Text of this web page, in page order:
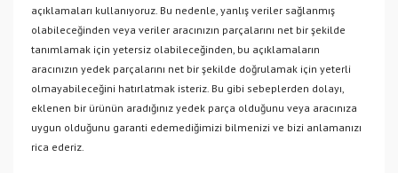
açıklamaları kullanıyoruz. Bu nedenle, yanlış veriler sağlanmış
olabileceğinden veya veriler aracınızın parçalarını net bir şekilde
tanımlamak için yetersiz olabileceğinden, bu açıklamaların
aracınızın yedek parçalarını net bir şekilde doğrulamak için yeterli
olmayabileceğini hatırlatmak isteriz. Bu gibi sebeplerden dolayı,
eklenen bir ürünün aradığınız yedek parça olduğunu veya aracınıza
uygun olduğunu garanti edemediğimizi bilmenizi ve bizi anlamanızı
rica ederiz.